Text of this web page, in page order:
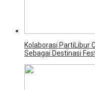
Kolaborasi PartiLibur
Sebagai Destinasi